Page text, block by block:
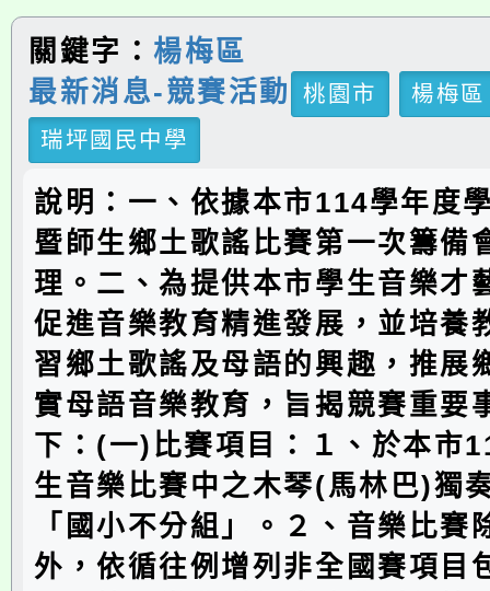
關鍵字： 楊梅區
最新消息-競賽活動
桃園市
楊梅區
瑞坪國民中學
說明：一、依據本市114學年度
暨師生鄉土歌謠比賽第一次籌備
理。二、為提供本市學生音樂才
促進音樂教育精進發展，並培養
習鄉土歌謠及母語的興趣，推展
實母語音樂教育，旨揭競賽重要
下：(一)比賽項目：１、於本市
生音樂比賽中之木琴(馬林巴)獨
「國小不分組」。２、音樂比賽
外，依循往例增列非全國賽項目